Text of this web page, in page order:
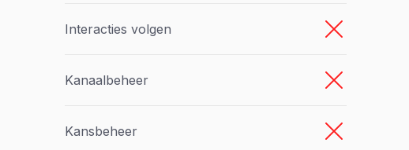
Interacties volgen
Kanaalbeheer
Kansbeheer